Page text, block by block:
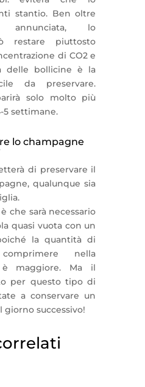
stantio. Ben oltre
annunciata, lo
restare piuttosto
di CO2 e
delle bollicine è la
da preservare.
solo molto più
5 settimane.
lo champagne
di preservare il
qualunque sia
che sarà necessario
quasi vuota con un
la quantità di
nella
maggiore. Ma il
per questo tipo di
a conservare un
successivo!